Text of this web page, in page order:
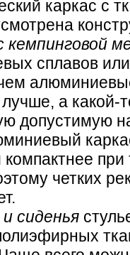
каркас с
кемпинговой
сплавов
а какой-
допустимую
компактнее
четких
сиденья